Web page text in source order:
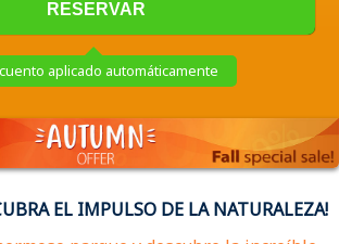
aplicado automáticamente
EL IMPULSO DE LA NATURALEZA!